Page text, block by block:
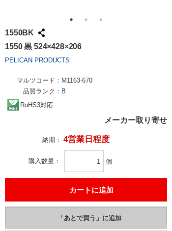
1550BK
1550 黒 524×428×206
PELICAN PRODUCTS
マルツコード： M1163-670
品質ランク： B
RoHS3対応
メーカー取り寄せ
納期： 4営業日程度
購入数量 個